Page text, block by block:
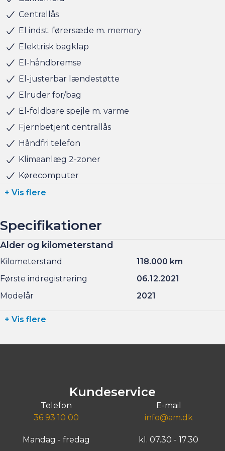
handlen efterfølgende.
Har du behov for et billån, så kan vi hjælpe med
finansiering til markedets bedste priser og vilkår, og vi
tager naturligvis også gerne din nuværende bil i bytte,
hvis du har behov for at få afsat den.
Man-Fre kl. 10.00 – 17.00
Lørdag kl. 11.00 - 15.00
Søndag kl. 10.00 - 15.00
Centrallås
El indst. førersæde m. memory
Elektrisk bagklap
El-håndbremse
El-justerbar lændestøtte
Elruder for/bag
El-foldbare spejle m. varme
Fjernbetjent centrallås
Håndfri telefon
Klimaanlæg 2-zoner
Kørecomputer
+ Vis flere
Specifikationer
Alder og kilometerstand
Kilometerstand
118.000 km
Første indregistrering
06.12.2021
Modelår
2021
+ Vis flere
Kundeservice
Telefon
36 93 10 00
E-mail
info@am.dk
Mandag - fredag kl. 07.30 - 17.30